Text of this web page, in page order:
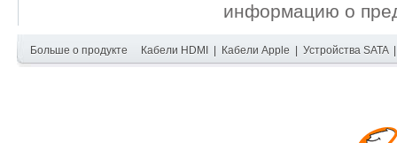
информацию о
Больше о продукте Кабели HDMI Кабели Apple Устройства SATA